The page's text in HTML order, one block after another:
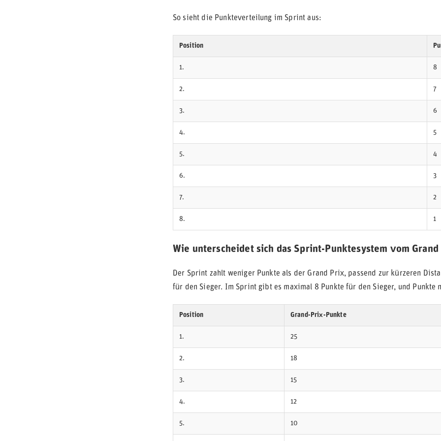
So sieht die Punkteverteilung im Sprint aus:
Position
1. 8
2. 7
3. 6
4. 5
5. 4
6. 3
7. 2
8. 1
Wie unterscheidet sich das Sprint-Punktesystem vom
Der Sprint zahlt weniger Punkte als der Grand Prix, passend zur kürzeren
für den Sieger. Im Sprint gibt es maximal 8 Punkte für den Sieger, und Punkte
Position Grand-Prix-Punkte
1. 25
2. 18
3. 15
4. 12
5. 10